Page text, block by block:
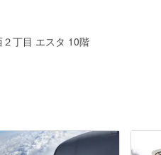
丁目 エスタ 10階